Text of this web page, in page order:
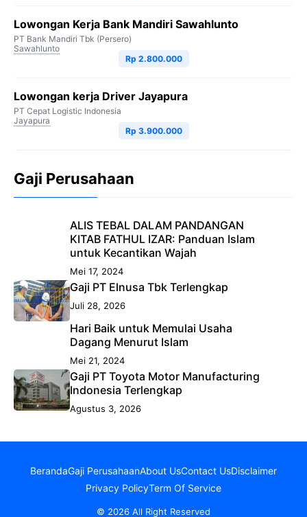
Lowongan Kerja Bank Mandiri Sawahlunto
PT Bank Mandiri Tbk (Persero)
Sawahlunto
Rp 2.800.000
Lowongan kerja Driver Jayapura
PT Cepat Logistic Indonesia
Jayapura
Rp 3.900.000
Gaji Perusahaan
ALIS TEBAL DALAM PANDANGAN
KITAB FATHUL IZAR: Panduan Islam
untuk Kecantikan Wajah
Mei 17, 2024
Gaji PT Elnusa Tbk Terlengkap
Juli 28, 2026
Hari Baik untuk Memulai Usaha
Dagang Menurut Islam
Mei 21, 2024
Gaji PT Toyota Motor Manufacturing
Indonesia Terlengkap
Agustus 3, 2026
BerandaGaji PerusahaanAbout UsContact UsDisclaimer
Privacy PolicyTerm Of Service
© 2026 All Right Reserved